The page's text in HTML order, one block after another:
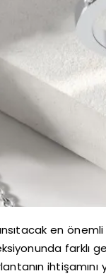
en
farklı